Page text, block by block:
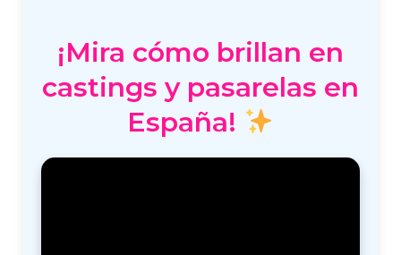
¡Mira cómo brillan en
castings y pasarelas en
España!